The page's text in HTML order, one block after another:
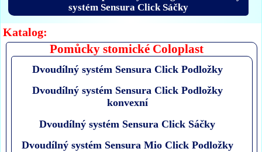
Katalog:
Pomůcky stomické Coloplast
Dvoudílný systém Sensura Click Podložky
Dvoudílný systém Sensura Click Podložky
konvexní
Dvoudílný systém Sensura Click Sáčky
Dvoudílný systém Sensura Mio Click Podložky
systém Sensura Click Sáčky